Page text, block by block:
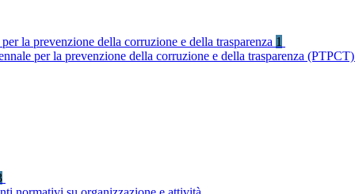
la prevenzione della corruzione e della trasparenza 1
per la prevenzione della corruzione e della trasparenza (PTPCT)